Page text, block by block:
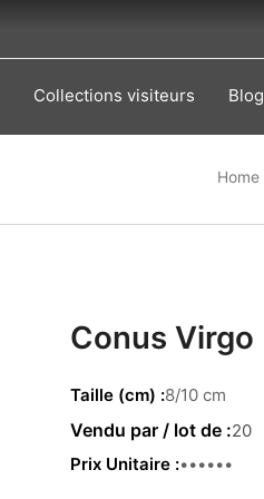
Collections visiteurs Blog
Home
Conus Virgo
Taille (cm) 8/10 cm
20
Prix Unitaire 1.44 €